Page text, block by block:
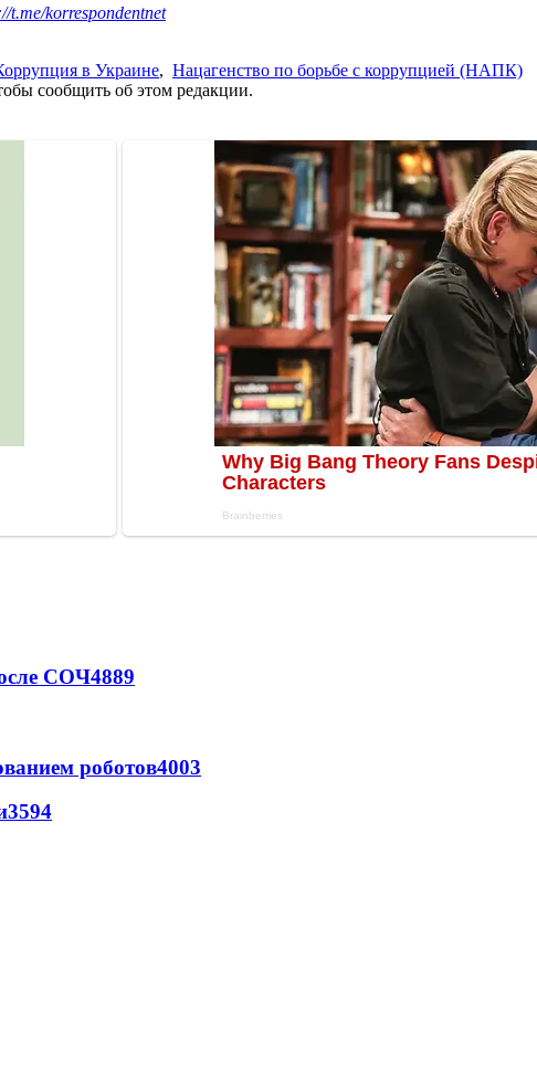
t.me/korrespondentnet
в Украине, Нацагенство по борьбе с коррупцией (НАПК)
сообщить об этом редакции.
СОЧ4889
роботов4003
3594